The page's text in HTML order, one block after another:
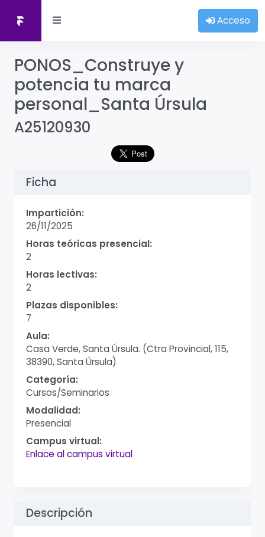
Acceso
PONOS_Construye y
potencia tu marca
personal_Santa Úrsula
A25120930
Ficha
Impartición:
26/11/2025
Horas teóricas presencial:
2
Horas lectivas:
2
Plazas disponibles:
7
Aula:
Casa Verde, Santa Úrsula. (Ctra Provincial, 115,
38390, Santa Úrsula)
Categoría:
Cursos/Seminarios
Modalidad:
Presencial
Campus virtual:
Enlace al campus virtual
Descripción